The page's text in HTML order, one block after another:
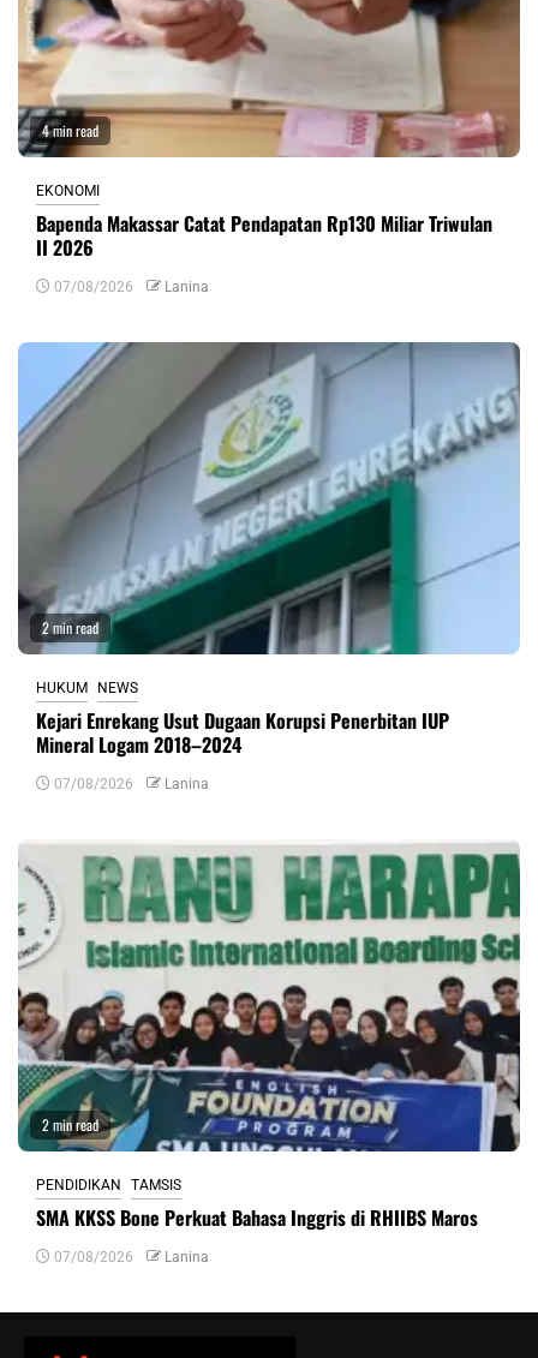
4 min read
EKONOMI
Bapenda Makassar Catat Pendapatan Rp130 Miliar Triwulan
II 2026
07/08/2026 Lanina
2 min read
HUKUM NEWS
Kejari Enrekang Usut Dugaan Korupsi Penerbitan IUP
Mineral Logam 2018–2024
07/08/2026 Lanina
2 min read
PENDIDIKAN TAMSIS
SMA KKSS Bone Perkuat Bahasa Inggris di RHIIBS Maros
07/08/2026 Lanina